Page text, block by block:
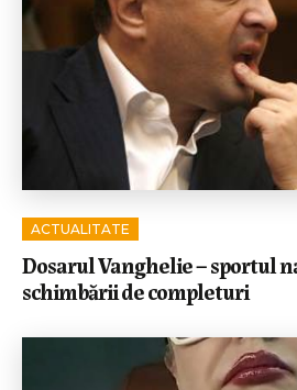
ACTUALITATE
Dosarul Vanghelie – sportul
schimbării de completuri